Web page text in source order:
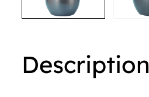
Description